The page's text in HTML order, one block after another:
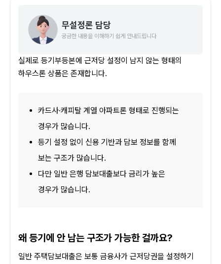
무설정론 담당
궁금한 내용을 이해하기 쉽게 안내드립니다
실제로 등기부등본에 근저당 설정이 남지 않는 형태의
하우스론 상품은 존재합니다.
카드사·캐피탈 계열 아파트론 형태로 진행되는
경우가 많습니다.
등기 설정 없이 신용 기반과 담보 정보를 함께
보는 구조가 많습니다.
다만 일반 은행 담보대출보다 금리가 높은
경우가 많습니다.
왜 등기에 안 남는 구조가 가능한 걸까요?
일반 주택담보대출은 보통 금융사가 근저당권을 설정하기